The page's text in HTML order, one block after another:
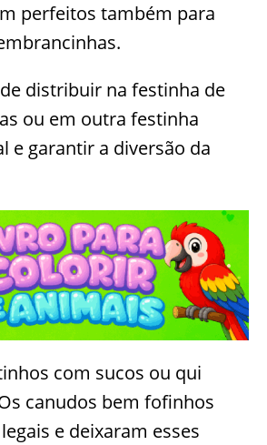
perfeitos também para
distribuir na festinha de
ou em outra festinha
e garantir a diversão da
com sucos ou qui
canudos bem fofinhos
e deixaram esses